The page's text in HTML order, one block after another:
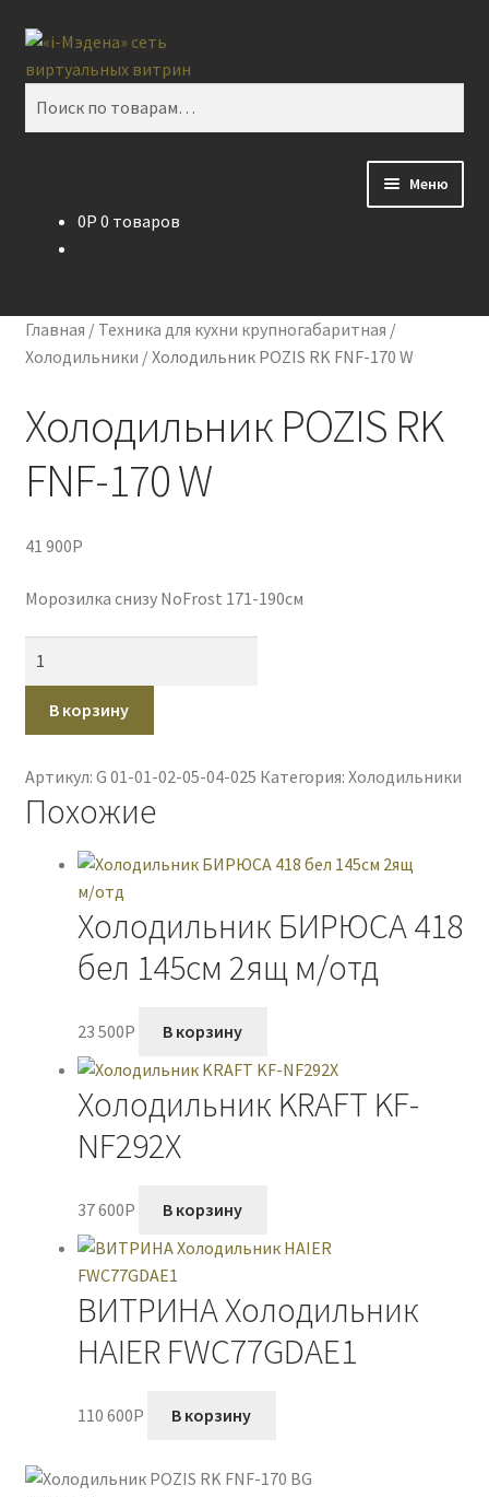
Перейти
к
Перейти
к
Поиск
Меню
Контакты
0P 0 товаров
Главная / Техника для кухни крупногабаритная /
Холодильники /Холодильник POZIS RK FNF-170 W
Холодильник POZIS RK
FNF-170 W
41 900P
Морозилка снизу NoFrost 171-190см
Холодильник
POZIS
FNF-
170
В корзину
Артикул: G 01-01-02-05-04-025 Категория: Холодильники
Похожие
Холодильник БИРЮСА 418
бел 145см 2ящ м/отд
23 500P В корзину
Холодильник KRAFT KF-
NF292X
37 600P В корзину
ВИТРИНА Холодильник
HAIER FWC77GDAE1
110 600P В корзину